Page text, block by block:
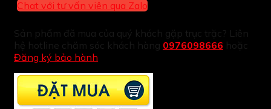
Chat với tư vấn viên qua Zalo
Sản phẩm đã mua của quý khách gặp trục trặc? Liên
hệ hotline chăm sóc khách hàng 0976098666 hoặc
Đăng ký bảo hành